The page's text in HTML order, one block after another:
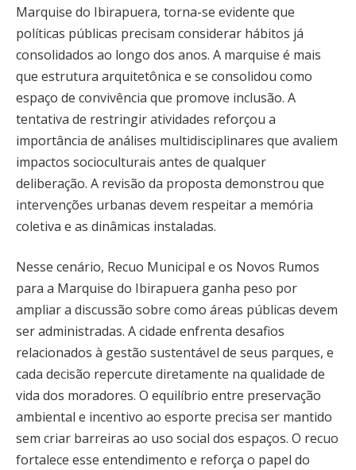
Marquise do Ibirapuera, torna-se evidente que
políticas públicas precisam considerar hábitos já
consolidados ao longo dos anos. A marquise é mais
que estrutura arquitetônica e se consolidou como
espaço de convivência que promove inclusão. A
tentativa de restringir atividades reforçou a
importância de análises multidisciplinares que avaliem
impactos socioculturais antes de qualquer
deliberação. A revisão da proposta demonstrou que
intervenções urbanas devem respeitar a memória
coletiva e as dinâmicas instaladas.
Nesse cenário, Recuo Municipal e os Novos Rumos
para a Marquise do Ibirapuera ganha peso por
ampliar a discussão sobre como áreas públicas devem
ser administradas. A cidade enfrenta desafios
relacionados à gestão sustentável de seus parques, e
cada decisão repercute diretamente na qualidade de
vida dos moradores. O equilíbrio entre preservação
ambiental e incentivo ao esporte precisa ser mantido
sem criar barreiras ao uso social dos espaços. O recuo
fortalece esse entendimento e reforça o papel do